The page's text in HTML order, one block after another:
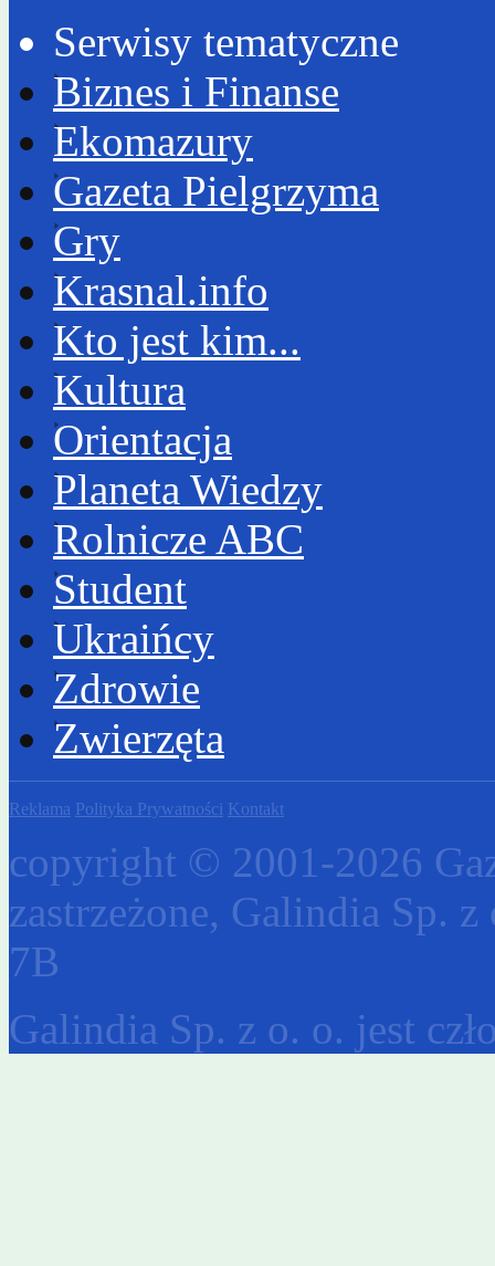
Serwisy tematyczne
Biznes i Finanse
Ekomazury
Gazeta Pielgrzyma
Gry
Krasnal.info
Kto jest kim...
Kultura
Orientacja
Planeta Wiedzy
Rolnicze ABC
Student
Ukraińcy
Zdrowie
Zwierzęta
Reklama Polityka Prywatności Kontakt
copyright © 2001-2026
zastrzeżone, Galindia Sp.
7B
Galindia Sp. z o. o. jest